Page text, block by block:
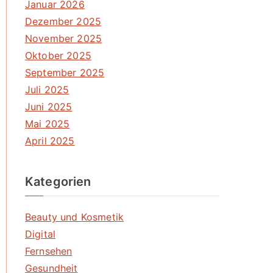
Januar 2026
Dezember 2025
November 2025
Oktober 2025
September 2025
Juli 2025
Juni 2025
Mai 2025
April 2025
Kategorien
Beauty und Kosmetik
Digital
Fernsehen
Gesundheit